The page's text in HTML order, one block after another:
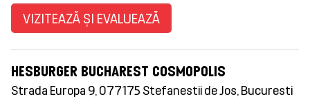
VIZITEAZĂ ȘI EVALUEAZĂ
HESBURGER BUCHAREST COSMOPOLIS
Strada Europa 9, 077175 Stefanestii de Jos, Bucuresti